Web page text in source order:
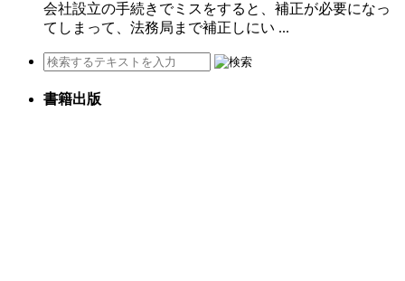
会社設立の手続きでミスをすると、補正が必要になっ
てしまって、法務局まで補正しにい ...
書籍出版